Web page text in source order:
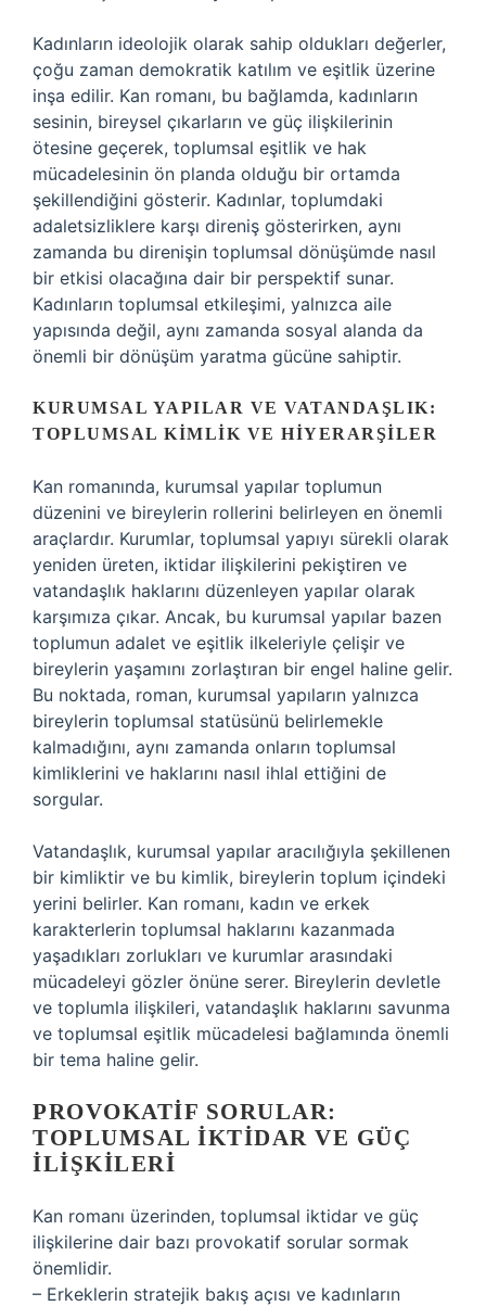
Kadınların ideolojik olarak sahip oldukları değerler,
çoğu zaman demokratik katılım ve eşitlik üzerine
inşa edilir. Kan romanı, bu bağlamda, kadınların
sesinin, bireysel çıkarların ve güç ilişkilerinin
ötesine geçerek, toplumsal eşitlik ve hak
mücadelesinin ön planda olduğu bir ortamda
şekillendiğini gösterir. Kadınlar, toplumdaki
adaletsizliklere karşı direniş gösterirken, aynı
zamanda bu direnişin toplumsal dönüşümde nasıl
bir etkisi olacağına dair bir perspektif sunar.
Kadınların toplumsal etkileşimi, yalnızca aile
yapısında değil, aynı zamanda sosyal alanda da
önemli bir dönüşüm yaratma gücüne sahiptir.
KURUMSAL YAPILAR VE VATANDAŞLIK:
TOPLUMSAL KIMLIK VE HIYERARŞILER
Kan romanında, kurumsal yapılar toplumun
düzenini ve bireylerin rollerini belirleyen en önemli
araçlardır. Kurumlar, toplumsal yapıyı sürekli olarak
yeniden üreten, iktidar ilişkilerini pekiştiren ve
vatandaşlık haklarını düzenleyen yapılar olarak
karşımıza çıkar. Ancak, bu kurumsal yapılar bazen
toplumun adalet ve eşitlik ilkeleriyle çelişir ve
bireylerin yaşamını zorlaştıran bir engel haline gelir.
Bu noktada, roman, kurumsal yapıların yalnızca
bireylerin toplumsal statüsünü belirlemekle
kalmadığını, aynı zamanda onların toplumsal
kimliklerini ve haklarını nasıl ihlal ettiğini de
sorgular.
Vatandaşlık, kurumsal yapılar aracılığıyla şekillenen
bir kimliktir ve bu kimlik, bireylerin toplum içindeki
yerini belirler. Kan romanı, kadın ve erkek
karakterlerin toplumsal haklarını kazanmada
yaşadıkları zorlukları ve kurumlar arasındaki
mücadeleyi gözler önüne serer. Bireylerin devletle
ve toplumla ilişkileri, vatandaşlık haklarını savunma
ve toplumsal eşitlik mücadelesi bağlamında önemli
bir tema haline gelir.
PROVOKATIF SORULAR:
TOPLUMSAL İKTIDAR VE GÜÇ
İLIŞKILERI
Kan romanı üzerinden, toplumsal iktidar ve güç
ilişkilerine dair bazı provokatif sorular sormak
önemlidir.
– Erkeklerin stratejik bakış açısı ve kadınların